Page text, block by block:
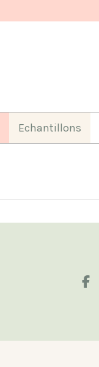
Echantillons